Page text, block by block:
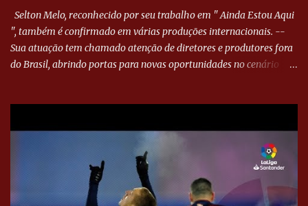
Selton Melo, reconhecido por seu trabalho em " Ainda Estou Aqui
", também é confirmado em várias produções internacionais. --
Sua atuação tem chamado atenção de diretores e produtores fora
do Brasil, abrindo portas para novas oportunidades no cenário